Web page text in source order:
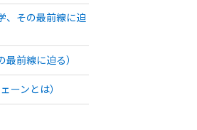
、その最前線に迫
前線に迫る）
ーンとは）